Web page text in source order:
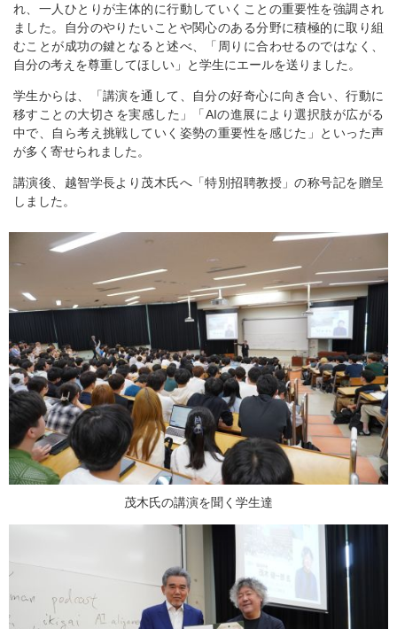
れ、一人ひとりが主体的に行動していくことの重要性を強調され
ました。自分のやりたいことや関心のある分野に積極的に取り組
むことが成功の鍵となると述べ、「周りに合わせるのではなく、
自分の考えを尊重してほしい」と学生にエールを送りました。
学生からは、「講演を通して、自分の好奇心に向き合い、行動に
移すことの大切さを実感した」「AIの進展により選択肢が広がる
中で、自ら考え挑戦していく姿勢の重要性を感じた」といった声
が多く寄せられました。
講演後、越智学長より茂木氏へ「特別招聘教授」の称号記を贈呈
しました。
茂木氏の講演を聞く学生達